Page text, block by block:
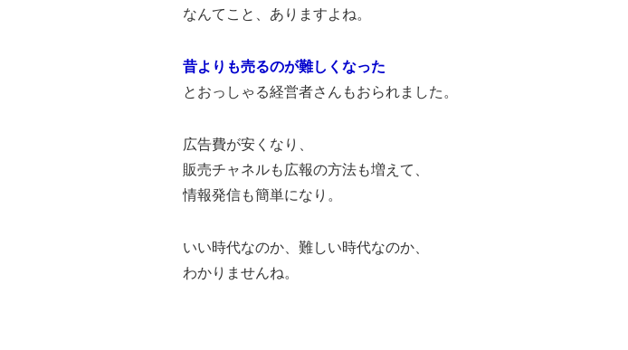
なんてこと、ありますよね。
昔よりも売るのが難しくなった
とおっしゃる経営者さんもおられました。
広告費が安くなり、
販売チャネルも広報の方法も増えて、
情報発信も簡単になり。
いい時代なのか、難しい時代なのか、
わかりませんね。